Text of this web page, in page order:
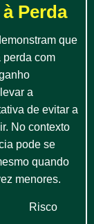
Perda
que
perda com
a
de evitar a
No contexto
pode se
quando
menores.
Risco